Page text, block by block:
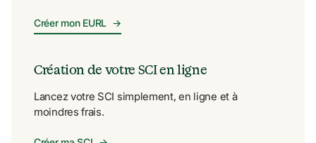
Créer mon EURL →
Création de votre SCI en ligne
Lancez votre SCI simplement, en ligne et à
moindres frais.